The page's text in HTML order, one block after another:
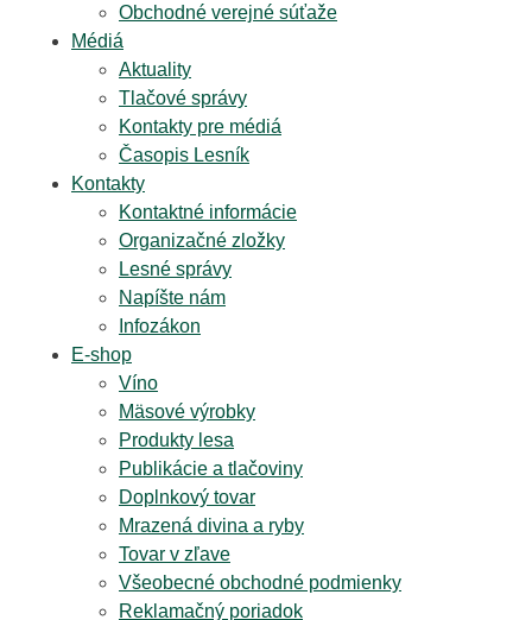
Obchodné verejné súťaže
Médiá
Aktuality
Tlačové správy
Kontakty pre médiá
Časopis Lesník
Kontakty
Kontaktné informácie
Organizačné zložky
Lesné správy
Napíšte nám
Infozákon
E-shop
Víno
Mäsové výrobky
Produkty lesa
Publikácie a tlačoviny
Doplnkový tovar
Mrazená divina a ryby
Tovar v zľave
Všeobecné obchodné podmienky
Reklamačný poriadok